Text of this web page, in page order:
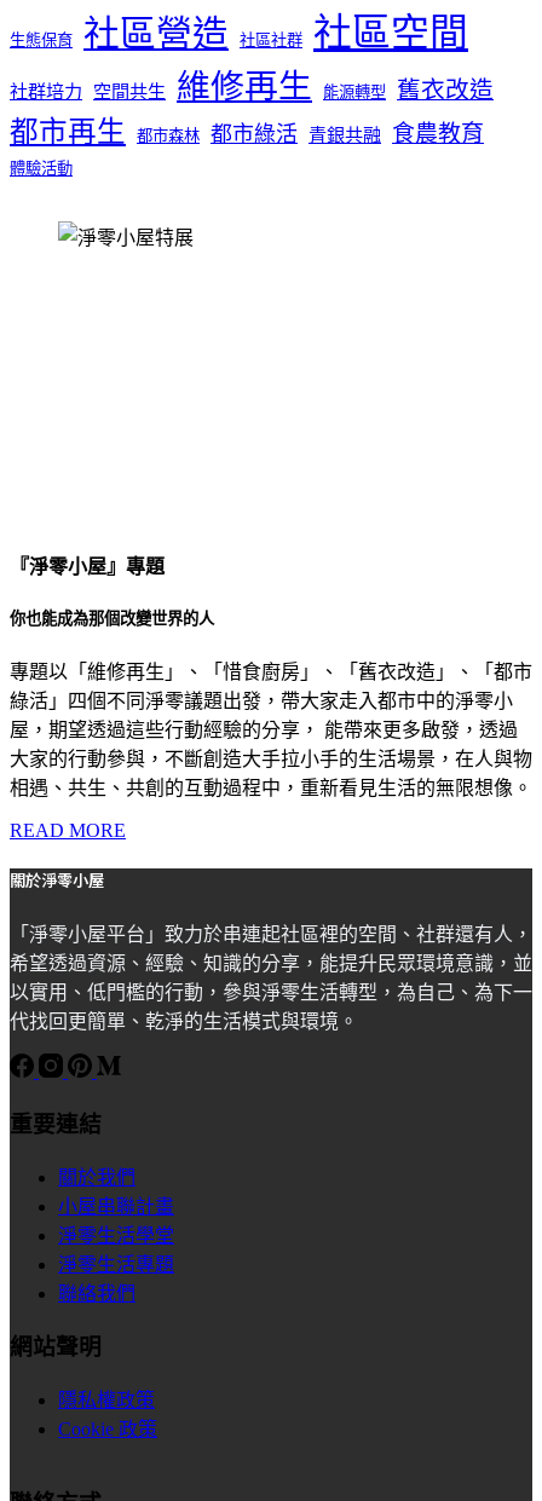
生態保育 社區營造 社區社群 社區空間
社群培力 空間共生 維修再生 能源轉型 舊衣改造
都市再生 都市森林 都市綠活 青銀共融 食農教育
體驗活動
『淨零小屋』專題
你也能成為那個改變世界的人
專題以「維修再生」、「惜食廚房」、「舊衣改造」、「都市
綠活」四個不同淨零議題出發，帶大家走入都市中的淨零小
屋，期望透過這些行動經驗的分享， 能帶來更多啟發，透過
大家的行動參與，不斷創造大手拉小手的生活場景，在人與物
相遇、共生、共創的互動過程中，重新看見生活的無限想像。
READ MORE
關於淨零小屋
「淨零小屋平台」致力於串連起社區裡的空間、社群還有人，
希望透過資源、經驗、知識的分享，能提升民眾環境意識，並
以實用、低門檻的行動，參與淨零生活轉型，為自己、為下一
代找回更簡單、乾淨的生活模式與環境。
重要連結
關於我們
小屋串聯計畫
淨零生活學堂
淨零生活專題
聯絡我們
網站聲明
隱私權政策
Cookie 政策